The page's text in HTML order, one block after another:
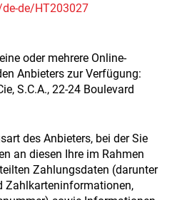
de/HT203027
oder mehrere Online-
Anbieters zur Verfügung:
S.C.A., 22-24 Boulevard
des Anbieters, bei der Sie
an diesen Ihre im Rahmen
Zahlungsdaten (darunter
Zahlkarteninformationen,